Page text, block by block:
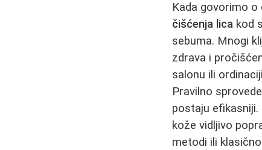
Kada govorimo
čišćenja lica kod
sebuma. Mnogi
zdrava i
salonu ili
Pravilno
postaju
kože vidljivo
metodi ili